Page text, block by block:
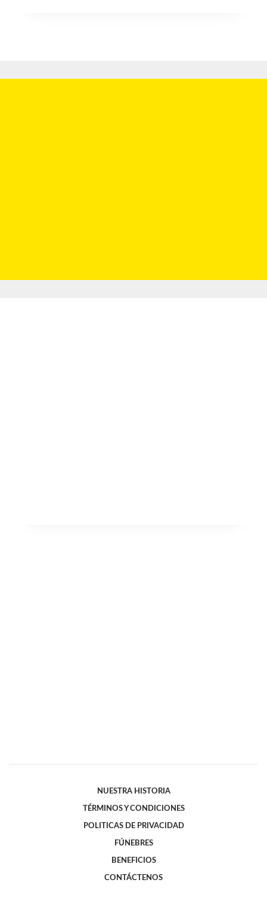
NUESTRA HISTORIA
TÉRMINOS Y CONDICIONES
POLITICAS DE PRIVACIDAD
FÚNEBRES
BENEFICIOS
CONTÁCTENOS